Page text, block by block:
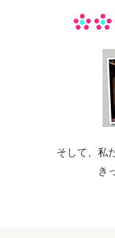
そして、私
き